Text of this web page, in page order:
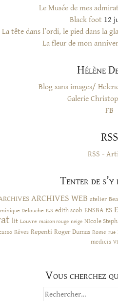
Le Musée de mes
Black foot 12
La tête dans l’ordi, le pied dans la
La fleur de mon
Hélène
Blog sans images/
Galerie
FB
RSS
RSS -
Tenter de
ARCHIVES WEB atelier
Delouche E.S edith scob ENSBA ES
lit Louvre maison rouge neige NIcole
Rêves Repenti Roger Dumas Rome rue
medicis
Vous cherchez
Rechercher :